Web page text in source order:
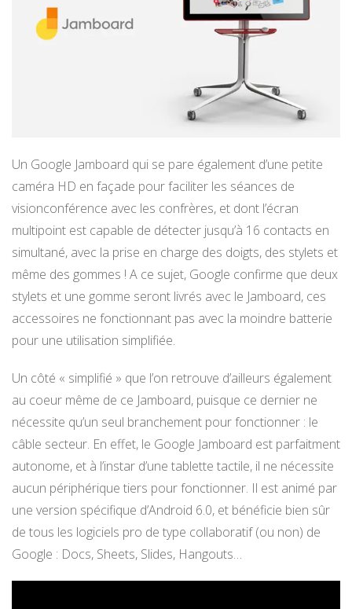
Un Google Jamboard qui se pare également d’une petite
caméra HD en façade pour faciliter les séances de
visionconférence avec les confrères, et dont l’écran
multipoint est capable de détecter jusqu’à 16 contacts en
simultané, avec la prise en charge des doigts, des stylets et
même des gommes ! A ce sujet, Google confirme que deux
stylets et une gomme seront livrés avec le Jamboard, ces
accessoires ne fonctionnant pas avec la moindre batterie
pour une utilisation simplifiée.
Un côté « simplifié » que l’on retrouve d’ailleurs également
au coeur même de ce Jamboard, puisque ce dernier ne
nécessite qu’un seul branchement pour fonctionner : le
câble secteur. En effet, le Google Jamboard est parfaitment
autonome, et à l’instar d’une tablette tactile, il ne nécessite
aucun périphérique tiers pour fonctionner. Il est animé par
une version spécifique d’Android 6.0, et bénéficie bien sûr
de tous les logiciels pro de type collaboratif (ou non) de
Google : Docs, Sheets, Slides, Hangouts…